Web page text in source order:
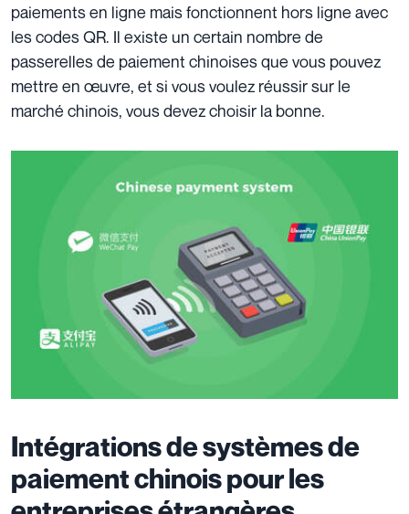
paiements en ligne mais fonctionnent hors ligne avec
les codes QR. Il existe un certain nombre de
passerelles de paiement chinoises que vous pouvez
mettre en œuvre, et si vous voulez réussir sur le
marché chinois, vous devez choisir la bonne.
Intégrations de systèmes de
paiement chinois pour les